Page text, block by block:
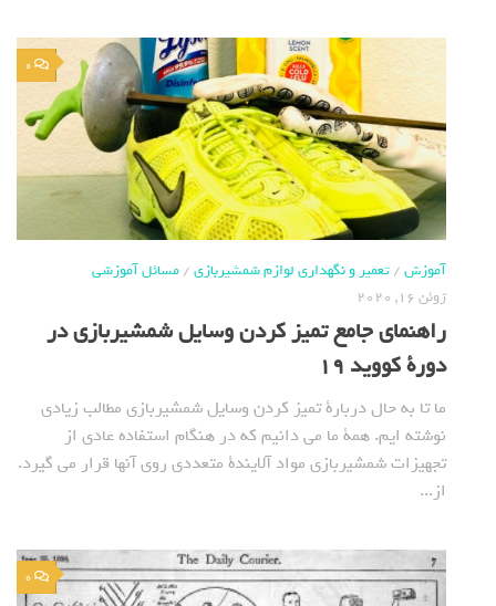
0
آموزش/تعمیر و نگهداری لوازم شمشیربازی/مسائل آموزشی
ژوئن 16, 2020
راهنمای جامع تمیز کردن وسایل شمشیربازی در
دورة کووید 19
ما تا به حال دربارة تمیز کردن وسایل شمشیربازی مطالب زیادی
نوشته ایم. همة ما می دانیم که در هنگام استفاده عادی از
تجهیزات شمشیربازی مواد آلایندة متعددی روی آنها قرار می گیرد.
از...
0